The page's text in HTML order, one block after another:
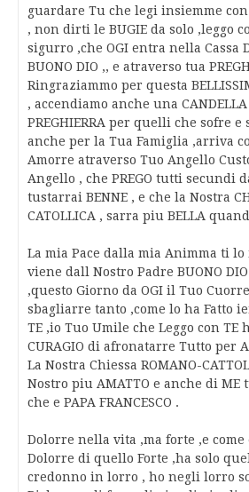
guardare Tu che legi insiemme con
, non dirti le BUGIE da solo ,leggo
sigurro ,che OGI entra nella Cassa
BUONO DIO ,, e atraverso tua
Ringraziammo per questa
, accendiamo anche una
PREGHIERRA per quelli che sofre
anche per la Tua Famiglia ,arriva
Amorre atraverso Tuo Angello
Angello , che PREGO tutti secundi
tustarrai BENNE , e che la Nostra
CATOLLICA , sarra piu BELLA
La mia Pace dalla mia Animma ti lo
viene dall Nostro Padre BUONO
,questo Giorno da OGI il Tuo
sbagliarre tanto ,come lo ha Fatto
TE ,io Tuo Umile che Leggo con TE
CURAGIO di afronatarre Tutto per
La Nostra Chiessa ROMANO-
Nostro piu AMATTO e anche di ME
che e PAPA FRANCESCO .
Dolorre nella vita ,ma forte ,e come
Dolorre di quello Forte ,ha solo
credonno in lorro , ho negli lorro